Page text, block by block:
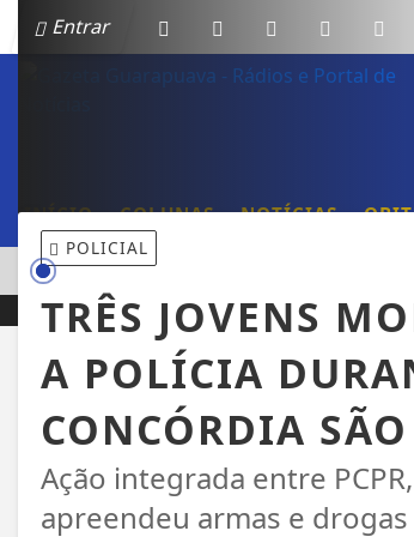
Entrar
INÍCIO COLUNAS NOTÍCIAS
AQUISIÇÃO DE LOJAS DA REDE
EM ALTA
POLICIAL
TRÊS JOVENS
A POLÍCIA
CONCÓRDIA
Ação integrada entre
apreendeu armas e